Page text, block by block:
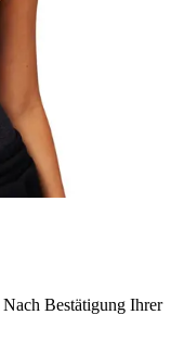
Nach Bestätigung Ihrer